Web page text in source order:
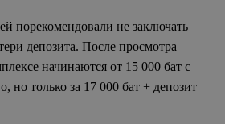
порекомендовали не заключать
депозита. После просмотра
начинаются от 15 000 бат с
но только за 17 000 бат + депозит